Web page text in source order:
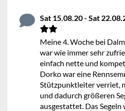
Sat 15.08.20 - Sat
Meine 4. Woche bei
war wie immer sehr
einfach nette und
Dorko war eine
Stützpunktleiter verriet,
und dadurch größeren
ausgestattet. Das